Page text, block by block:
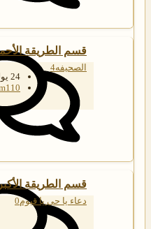
قسم الطريقة
الصحيفه4
24 يوليو 2019
قسم الطريقة
دعاء يا حى يا قيوم0